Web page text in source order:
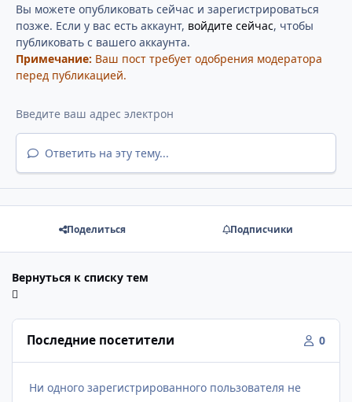
Вы можете опубликовать сейчас и зарегистрироваться
позже. Если у вас есть аккаунт, войдите сейчас, чтобы
публиковать с вашего аккаунта.
Примечание: Ваш пост требует одобрения модератора
перед публикацией.
Ответить на эту тему...
Поделиться Подписчики
Вернуться к списку тем
Последние посетители 0
Ни одного зарегистрированного пользователя не